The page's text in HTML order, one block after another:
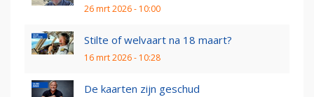
26 mrt 2026 - 10:00
Stilte of welvaart na 18 maart?
16 mrt 2026 - 10:28
De kaarten zijn geschud